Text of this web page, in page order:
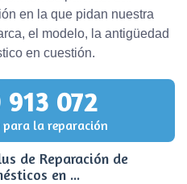
en la que pidan nuestra
el modelo, la antigüedad
en cuestión.
072
la reparación
de Reparación de
en ...